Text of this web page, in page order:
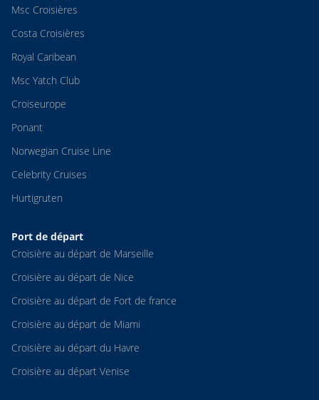
Msc Croisières
Costa Croisières
Royal Caribean
Msc Yatch Club
Croiseurope
Ponant
Norwegian Cruise Line
Celebrity Cruises
Hurtigruten
Port de départ
Croisière au départ de Marseille
Croisière au départ de Nice
Croisière au départ de Fort de france
Croisière au départ de Miami
Croisière au départ du Havre
Croisière au départ Venise